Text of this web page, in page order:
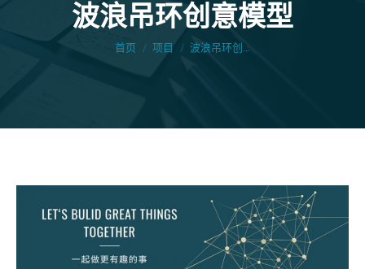
波浪吊环创意模型
您在这里：
首页 项目 波浪吊环创…